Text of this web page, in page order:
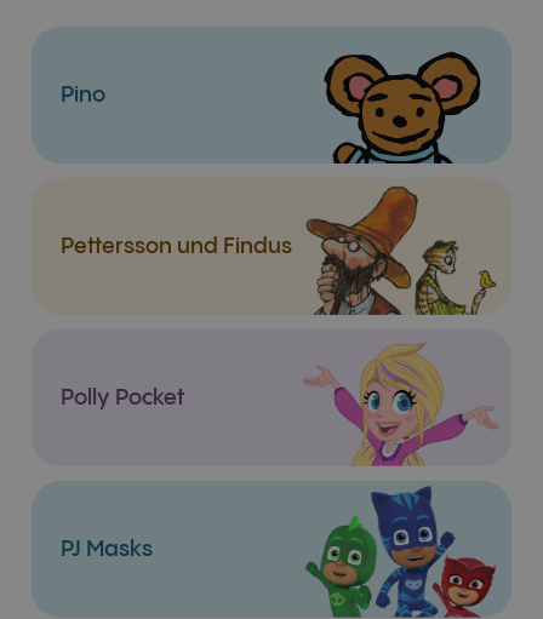
Pino
Pettersson und Findus
Polly Pocket
PJ Masks